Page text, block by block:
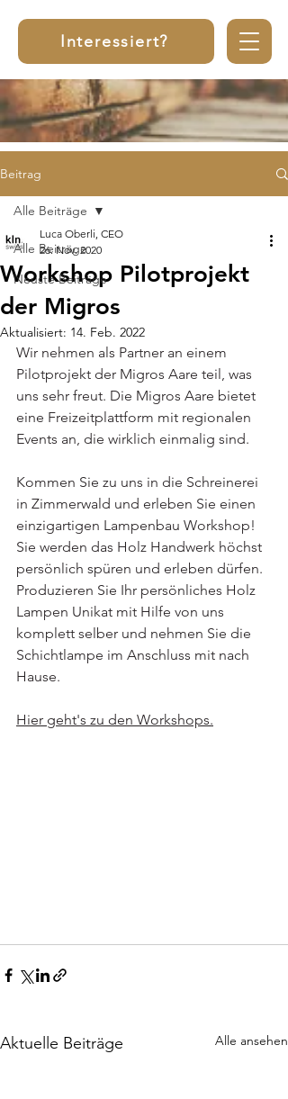
Interessiert?
Beitrag
Alle Beiträge
Neuste Beiträge
Alle Beiträge
Workshop Pilotprojekt
der Migros
Luca Oberli, CEO
26. Nov. 2020
Aktualisiert: 14. Feb. 2022
Wir nehmen als Partner an einem
Pilotprojekt der Migros Aare teil, was
uns sehr freut. Die Migros Aare bietet
eine Freizeitplattform mit regionalen
Events an, die wirklich einmalig sind.
Kommen Sie zu uns in die Schreinerei
in Zimmerwald und erleben Sie einen
einzigartigen Lampenbau Workshop!
Sie werden das Holz Handwerk höchst
persönlich spüren und erleben dürfen.
Produzieren Sie Ihr persönliches Holz
Lampen Unikat mit Hilfe von uns
komplett selber und nehmen Sie die
Schichtlampe im Anschluss mit nach
Hause.
Hier geht's zu den Workshops.
Aktuelle Beiträge Alle ansehen